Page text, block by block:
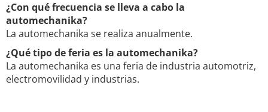
¿Con qué frecuencia se lleva a cabo la
automechanika?
La automechanika se realiza anualmente.
¿Qué tipo de feria es la automechanika?
La automechanika es una feria de industria automotriz,
electromovilidad y industrias.